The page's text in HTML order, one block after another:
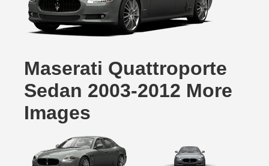
Maserati Quattroporte
Sedan 2003-2012 More
Images